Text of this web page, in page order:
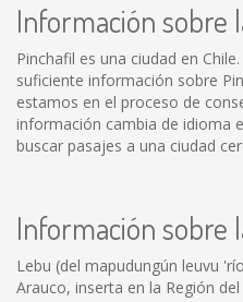
Información sobre
Pinchafil es una ciudad en
suficiente información sobre
estamos en el proceso de
información cambia de idioma
buscar pasajes a una ciudad
Información sobre
Lebu (del mapudungún leuvu
Arauco, inserta en la Región